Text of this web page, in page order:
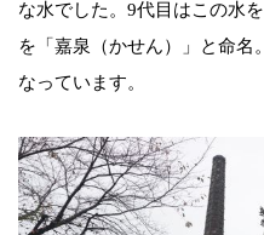
な水でした。9代目はこの水
を「嘉泉（かせん）」と命名
なっています。